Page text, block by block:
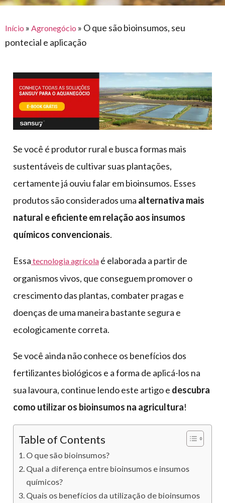
eventos
para
agronegócio
toldos
construção
civil
mercado
automotivo
móveis,
calçados,
epi's
multiúso
e logística
armazenagem
lonas
de
caminhoneiro
Início » Agronegócio » O que são bioinsumos, seu
pontecial e aplicação
Se você é produtor rural e busca formas mais
sustentáveis de cultivar suas plantações,
certamente já ouviu falar em bioinsumos. Esses
produtos são considerados uma alternativa mais
natural e eficiente em relação aos insumos
químicos convencionais.
Essa tecnologia agrícola é elaborada a partir de
organismos vivos, que conseguem promover o
crescimento das plantas, combater pragas e
doenças de uma maneira bastante segura e
ecologicamente correta.
Se você ainda não conhece os benefícios dos
fertilizantes biológicos e a forma de aplicá-los na
sua lavoura, continue lendo este artigo e descubra
como utilizar os bioinsumos na agricultura!
Table of Contents
O que são bioinsumos?
Qual a diferença entre bioinsumos e insumos
químicos?
Quais os benefícios da utilização de bioinsumos